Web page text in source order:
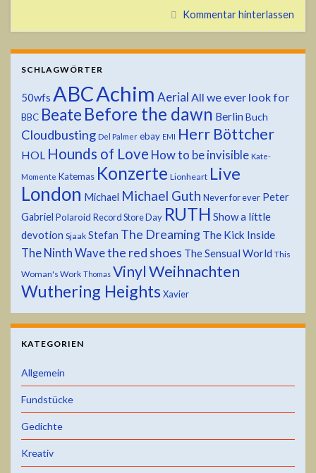
Kommentar hinterlassen
SCHLAGWÖRTER
50wfs ABCAchim Aerial All we ever look for
BBC Beate Before the dawn Berlin Buch
Cloudbusting Del Palmer ebay EMI Herr Böttcher
HOL Hounds of Love How to be invisible Kate-
Momente Katemas Konzerte Lionheart Live
London Michael Michael Guth Never for ever Peter
Gabriel Polaroid Record Store Day RUTH Show a little
devotion Sjaak Stefan The Dreaming The Kick Inside
The Ninth Wavethe red shoes The Sensual World This
Woman's Work Thomas VinylWeihnachten
Wuthering Heights Xavier
KATEGORIEN
Allgemein
Fundstücke
Gedichte
Kreativ